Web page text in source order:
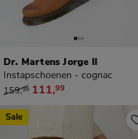
Dr. Martens Jorge II
Instapschoenen - cognac
van € 159,99 voor € 111,99
159,99 111,99
Sale